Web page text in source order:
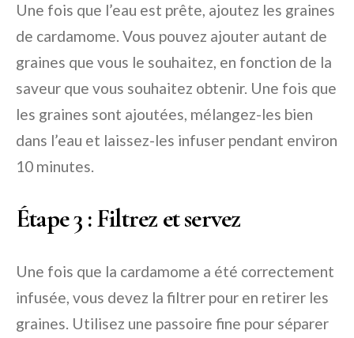
Une fois que l’eau est prête, ajoutez les graines
de cardamome. Vous pouvez ajouter autant de
graines que vous le souhaitez, en fonction de la
saveur que vous souhaitez obtenir. Une fois que
les graines sont ajoutées, mélangez-les bien
dans l’eau et laissez-les infuser pendant environ
10 minutes.
Étape 3 : Filtrez et servez
Une fois que la cardamome a été correctement
infusée, vous devez la filtrer pour en retirer les
graines. Utilisez une passoire fine pour séparer